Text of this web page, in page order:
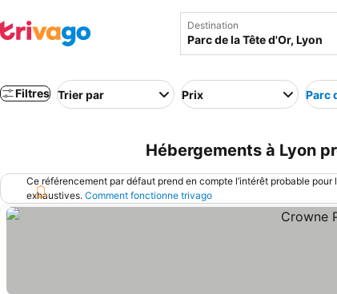
Destination
Filtres Trier par Prix Parc
Hébergements à Lyon
Ce référencement par défaut prend en compte l’intérêt probable
exhaustives. Comment fonctionne trivago